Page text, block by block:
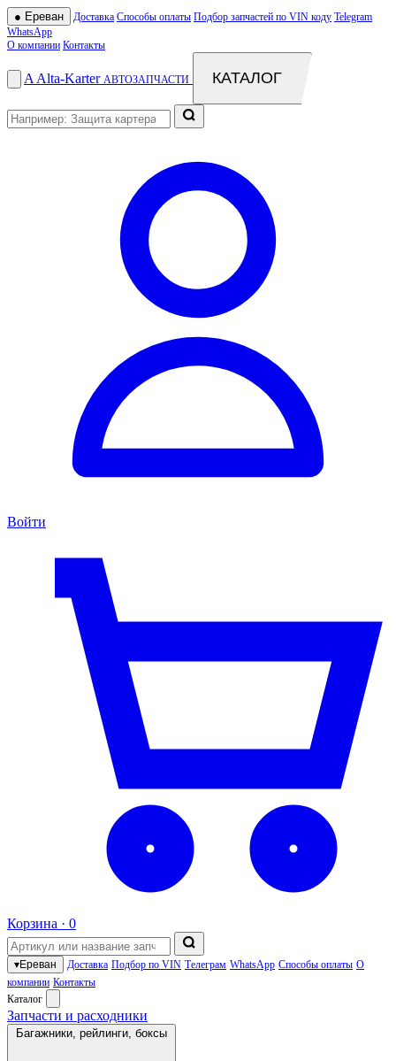
● Ереван Доставка Способы оплаты Подбор запчастей по VIN коду Telegram
WhatsApp
О компании Контакты
A Alta-Karter АВТОЗАПЧАСТИ КАТАЛОГ
Войти
Корзина · 0
▾Ереван Доставка Подбор по VIN Телеграм WhatsApp Способы оплаты О
компании Контакты
Каталог
Запчасти и расходники
Багажники, рейлинги, боксы